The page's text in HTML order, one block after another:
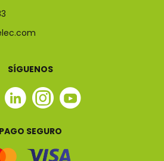
SÍGUENOS
Linkedin
Instagram
Youtube
PAGO SEGURO